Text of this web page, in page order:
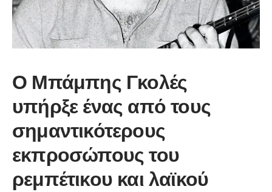
Ο Μπάμπης Γκολές
υπήρξε ένας από τους
σημαντικότερους
εκπροσώπους του
ρεμπέτικου και λαϊκού